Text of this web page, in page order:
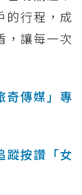
的行程，成
，讓每一次
奇傳媒」專
蹤按讚「女